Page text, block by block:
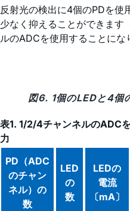
反射光の検出に4個のPDを使
少なく抑えることができます
ルのADCを使用することにな
図6. 1個のLEDと4個
表1. 1/2/4チャンネルのADC
力
PD（ADC
のチャン
ネル）の
数
LED
の
数
LEDの
電流
〔mA〕